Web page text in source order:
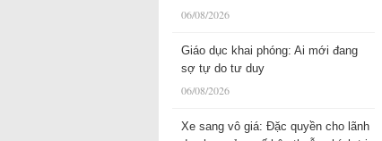
06/08/2026
Giáo dục khai phóng: Ai mới đang
sợ tự do tư duy
06/08/2026
Xe sang vô giá: Đặc quyền cho lãnh